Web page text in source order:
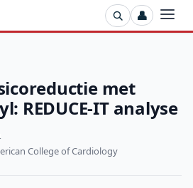
👤
met
REDUCE-IT analyse
College of Cardiology